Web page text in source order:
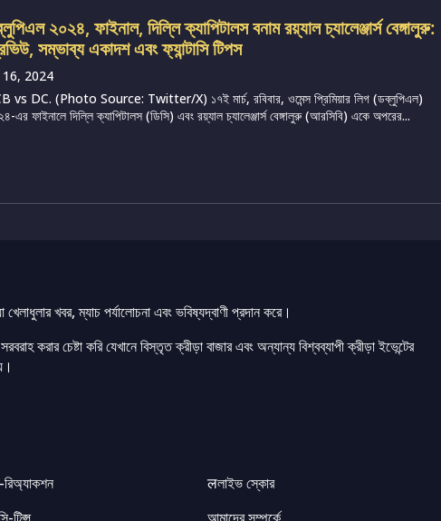
২০২৪, ফাইনাল, দিল্লি ক্যাপিটালস বনাম রয়্যাল চ্যালেঞ্জার্স বেঙ্গালুরু:
সম্ভাব্য একাদশ এবং ফ্যান্টাসি টিপস
16, 2024
vs DC. (Photo Source: Twitter/X) ১৭ই মার্চ, রবিবার, ওমেন্স প্রিমিয়ার লিগ (ডব্লুপিএল)
এর ফাইনালে দিল্লি ক্যাপিটালস (ডিসি) এবং রয়্যাল চ্যালেঞ্জার্স বেঙ্গালুরু (আরসিবি) একে অপরের...
খবর, ম্যাচ পর্যালোচনা এবং ভবিষ্যদ্বাণী প্রদান করে।
করার চেষ্টা করি যেখানে বিস্তৃত ক্রীড়া বাজার এবং অন্যান্য বিশ্বব্যাপী ক্রীড়া ইভেন্টের
রিঅ্যাকশন
लলাইভ স্কোর